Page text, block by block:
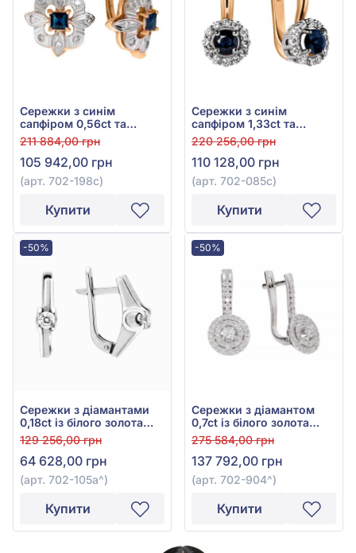
Сережки з синім
сапфіром 0,56ct та
діамантом 0,2ct з
червоно-білого золота
585°, арт. 702-198с
211 884,00 грн
105 942,00 грн
(арт. 702-198с)
Купити
Сережки з синім
сапфіром 1,33ct та
діамантами 0,31ct із
червоно-білого золота
585°, арт. 702-085с
220 256,00 грн
110 128,00 грн
(арт. 702-085с)
Купити
-50%
Сережки з діамантами
0,18ct із білого золота
585° , арт. 702-105а
129 256,00 грн
64 628,00 грн
(арт. 702-105а^)
Купити
-50%
Сережки з діамантом
0,7ct із білого золота
585°, арт. 702-904
275 584,00 грн
137 792,00 грн
(арт. 702-904^)
Купити